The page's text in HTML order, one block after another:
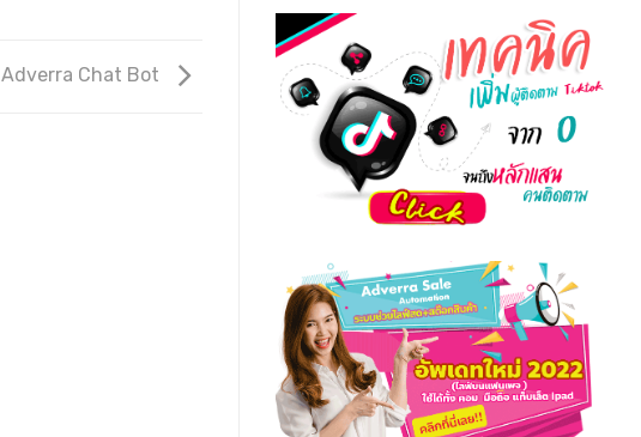
Adverra Chat Bot